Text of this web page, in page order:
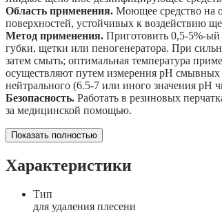
Область применения. Моющее средство на
поверхностей, устойчивых к воздействию
Метод применения. Приготовить 0,5-5%-ый
губки, щетки или пеногенератора. При
затем смыть; оптимальная температура
осуществляют путем измерения рН
нейтрального (6.5-7 или иного значения рН
Безопасность. Работать в резиновых
за медицинской помощью.
Показать полностью
Характеристики
Тип
для удаления плесени